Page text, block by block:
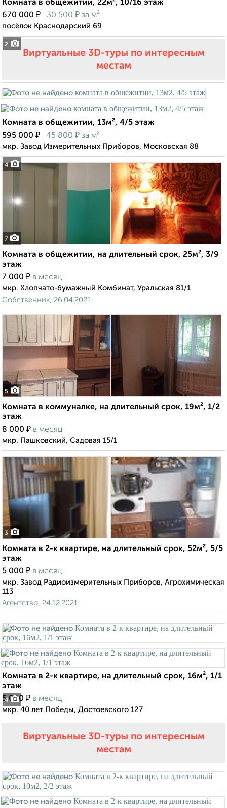
2
Комната в общежитии, 22м², 10/16 этаж
670 000 ₽ 30 500 ₽ за м²
посёлок Краснодарский 69
Виртуальные 3D-туры по интересным
местам
4
Комната в общежитии, 13м², 4/5 этаж
595 000 ₽ 45 800 ₽ за м²
мкр. Завод Измерительных Приборов, Московская 88
7
Комната в общежитии, на длительный срок, 25м², 3/9
этаж
7 000 ₽ в месяц
мкр. Хлопчато-бумажный Комбинат, Уральская 81/1
Собственник, 26.04.2021
5
Комната в коммуналке, на длительный срок, 19м², 1/2
этаж
8 000 ₽ в месяц
мкр. Пашковский, Садовая 15/1
3
Комната в 2-к квартире, на длительный срок, 52м², 5/5
этаж
5 000 ₽ в месяц
мкр. Завод Радиоизмерительных Приборов, Агрохимическая
113
Агентство, 24.12.2021
4
Комната в 2-к квартире, на длительный срок, 16м², 1/1
этаж
5 000 ₽ в месяц
мкр. 40 лет Победы, Достоевского 127
Виртуальные 3D-туры по интересным
местам